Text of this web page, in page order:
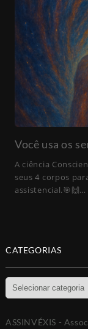
Você usa os
A ciência
seus 4 corpos
assistencial.🎯🙌…
CATEGORIAS
Categorias
ASSINVÉXIS -